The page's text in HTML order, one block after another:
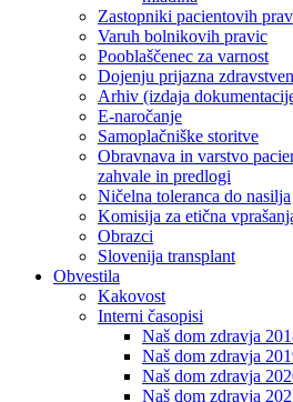
Zastopniki pacientovih
Varuh bolnikovih pravic
Pooblaščenec za varnost
Dojenju prijazna
Arhiv (izdaja
E-naročanje
Samoplačniške storitve
Obravnava in varstvo
zahvale in predlogi
Ničelna toleranca do nasilja
Komisija za etična
Obrazci
Slovenija transplant
Obvestila
Kakovost
Interni časopisi
Naš dom zdravja
Naš dom zdravja
Naš dom zdravja
Naš dom zdravja